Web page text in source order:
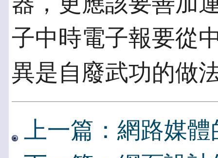
子中時電子報要從
異是自廢武功的做
上一篇：網路媒